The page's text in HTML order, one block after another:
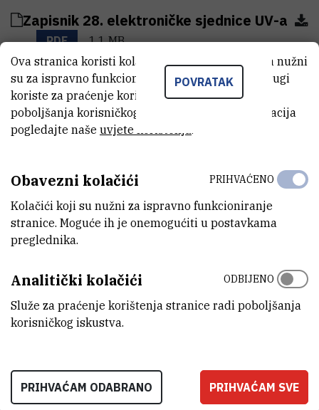
Zapisnik 28. elektroničke sjednice UV-a
PDF 1,1 MB
Zapisnik 27. sjednice UV-a
PDF 2,6 MB
PDF 3,4 MB
Zapisnik 25. elektroničke sjednice UV-a
PDF
Zapisnik 24. sjednice UV-a
PDF 3,5 MB
POVRATAK
Ova stranica koristi kolačiće. Neki od tih kolačića nužni
su za ispravno funkcioniranje stranice, dok se drugi
koriste za praćenje korištenja stranice radi
poboljšanja korisničkog iskustva. Za više informacija
pogledajte naše uvjete korištenja
Obavezni kolačići
Kolačići koji su nužni za ispravno funkcioniranje
stranice. Moguće ih je onemogućiti u postavkama
preglednika.
PRIHVAĆENO
Analitički kolačići
Služe za praćenje korištenja stranice radi poboljšanja
korisničkog iskustva.
ODBIJENO
PRIHVAĆAM ODABRANO PRIHVAĆAM SVE